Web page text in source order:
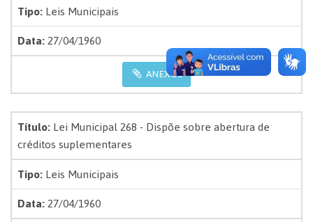
Tipo:Leis Municipais
Data:27/04/1960
ANEXOS
Título:Lei Municipal 268 - Dispõe sobre abertura de
créditos suplementares
Tipo:Leis Municipais
Data:27/04/1960